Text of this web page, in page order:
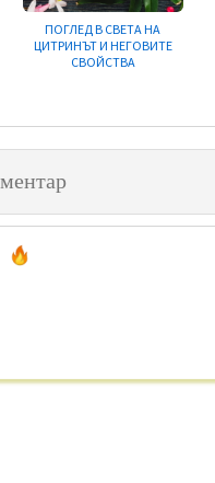
ПОГЛЕД В СВЕТА НА
ЦИТРИНЪТ И НЕГОВИТЕ
СВОЙСТВА